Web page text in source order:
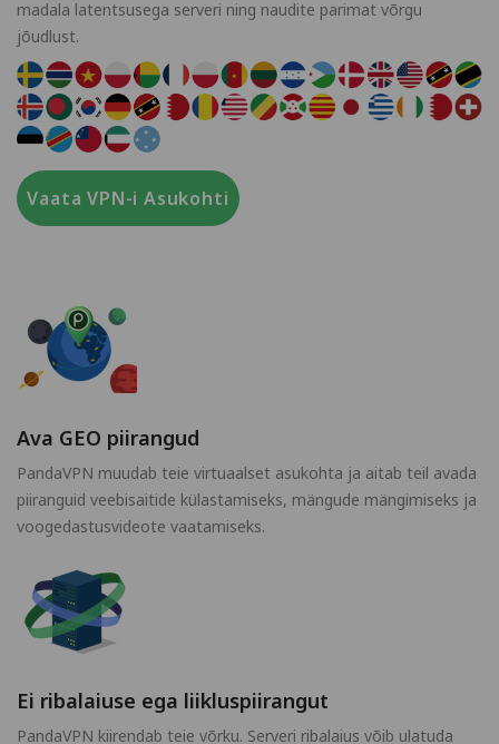
madala latentsusega serveri ning naudite parimat võrgu
jõudlust.
Vaata VPN-i Asukohti
Ava GEO piirangud
PandaVPN muudab teie virtuaalset asukohta ja aitab teil avada
piiranguid veebisaitide külastamiseks, mängude mängimiseks ja
voogedastusvideote vaatamiseks.
Ei ribalaiuse ega liikluspiirangut
PandaVPN kiirendab teie võrku. Serveri ribalaius võib ulatuda